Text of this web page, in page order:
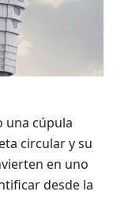
una cúpula
circular y su
en uno
desde la